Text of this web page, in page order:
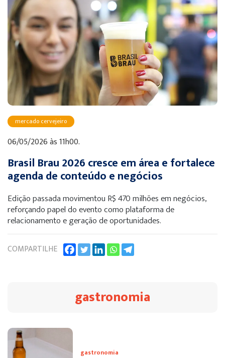
mercado cervejeiro
06/05/2026 às 11h00.
Brasil Brau 2026 cresce em área e fortalece
agenda de conteúdo e negócios
Edição passada movimentou R$ 470 milhões em negócios,
reforçando papel do evento como plataforma de
relacionamento e geração de oportunidades.
COMPARTILHE
gastronomia
gastronomia